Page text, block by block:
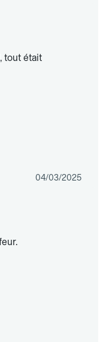
tout était
04/03/2025